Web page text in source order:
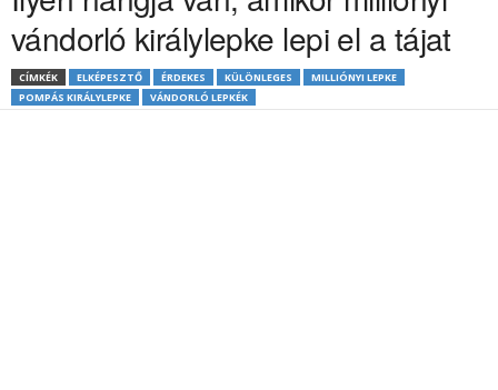
vándorló királylepke lepi el a tájat
CÍMKÉK ELKÉPESZTŐ ÉRDEKES KÜLÖNLEGES
MILLIÓNYI LEPKE
POMPÁS KIRÁLYLEPKE
VÁNDORLÓ LEPKÉK